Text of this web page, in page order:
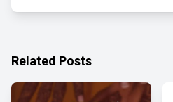
Related Posts